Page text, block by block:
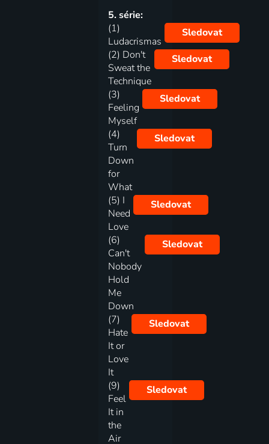
5. série:
(1)
Ludacrismas
Sledovat
(2) Don't
Sweat the
Technique
Sledovat
(3)
Feeling
Myself
Sledovat
(4)
Turn
Down
for
What
Sledovat
(5) I
Need
Love
Sledovat
(6)
Can't
Nobody
Hold
Me
Down
Sledovat
(7)
Hate
It or
Love
It
Sledovat
(9)
Feel
It in
the
Air
Sledovat